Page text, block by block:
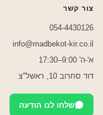
צור קשר
054-4430126
info@madbekot-kir.co.il
א'-ה' 9:00–17:30
דוד סחרוב 10, ראשל"צ
שלחו לנו הודעה